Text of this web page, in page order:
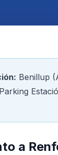
Benillup
Parking
a